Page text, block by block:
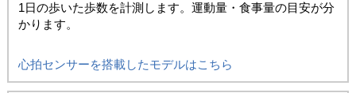
1日の歩いた歩数を計測します。運動量・食事量の目安が分
かります。
心拍センサーを搭載したモデルはこちら